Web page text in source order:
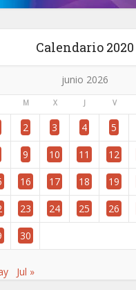
Calendario 2020
junio 2026
M X J V
2 3 4 5
9 10 11 12
16 17 18 19
23 24 25 26
30
Jul »